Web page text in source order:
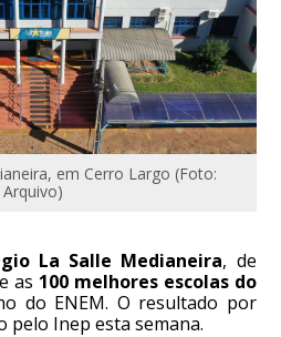
em Cerro Largo (Foto:
Arquivo)
La Salle Medianeira, de
as 100 melhores escolas do
do ENEM. O resultado por
pelo Inep esta semana.